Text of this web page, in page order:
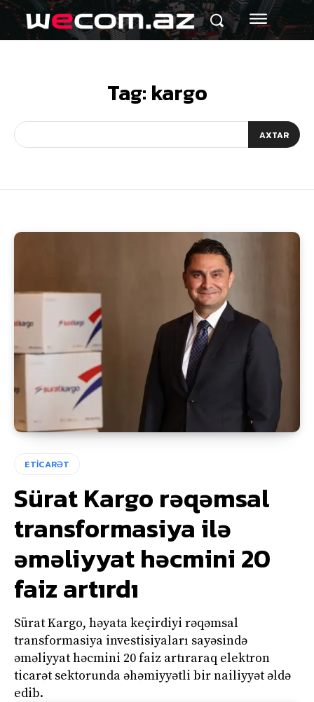
Tag: kargo
AXTAR
ETİCARƏT
Sürat Kargo rəqəmsal
transformasiya ilə
əməliyyat həcmini 20
faiz artırdı
Sürat Kargo, həyata keçirdiyi rəqəmsal
transformasiya investisiyaları sayəsində
əməliyyat həcmini 20 faiz artıraraq elektron
ticarət sektorunda əhəmiyyətli bir nailiyyət əldə
edib.